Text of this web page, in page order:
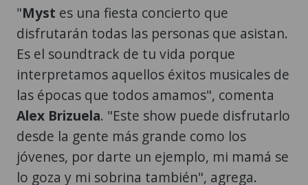
"Myst es una fiesta concierto que
disfrutarán todas las personas que asistan.
Es el soundtrack de tu vida porque
interpretamos aquellos éxitos musicales de
las épocas que todos amamos", comenta
Alex Brizuela. "Este show puede disfrutarlo
desde la gente más grande como los
jóvenes, por darte un ejemplo, mi mamá se
lo goza y mi sobrina también", agrega.